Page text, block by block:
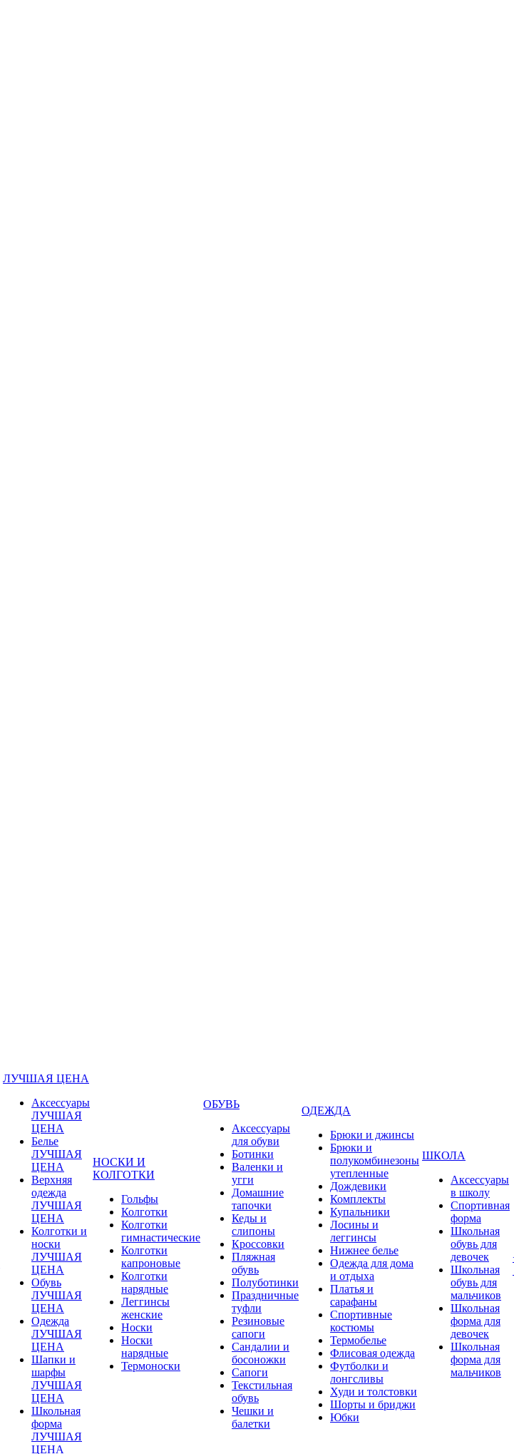
ЛУЧШАЯ ЦЕНА
Аксессуары
ЛУЧШАЯ
ЦЕНА
Белье
ЛУЧШАЯ
ЦЕНА
Верхняя
одежда
ЛУЧШАЯ
ЦЕНА
Колготки и
носки
ЛУЧШАЯ
ЦЕНА
Обувь
ЛУЧШАЯ
ЦЕНА
Одежда
ЛУЧШАЯ
ЦЕНА
Шапки и
шарфы
ЛУЧШАЯ
ЦЕНА
Школьная
форма
ЛУЧШАЯ
ЦЕНА
НОСКИ И
КОЛГОТКИ
Гольфы
Колготки
Колготки
гимнастические
Колготки
капроновые
Колготки
нарядные
Леггинсы
женские
Носки
Носки
нарядные
Термоноски
ОБУВЬ
Аксессуары
для обуви
Ботинки
Валенки и
угги
Домашние
тапочки
Кеды и
слипоны
Кроссовки
Пляжная
обувь
Полуботинки
Праздничные
туфли
Резиновые
сапоги
Сандалии и
босоножки
Сапоги
Текстильная
обувь
Чешки и
балетки
ОДЕЖДА
Брюки и джинсы
Брюки и
полукомбинезоны
утепленные
Дождевики
Комплекты
Купальники
Лосины и
леггинсы
Нижнее белье
Одежда для дома
и отдыха
Платья и
сарафаны
Спортивные
костюмы
Термобелье
Флисовая одежда
Футболки и
лонгсливы
Худи и толстовки
Шорты и бриджи
Юбки
ШКОЛА
Аксессуары
в школу
Спортивная
форма
Школьная
обувь для
девочек
Школьная
обувь для
мальчиков
Школьная
форма для
девочек
Школьная
форма для
мальчиков